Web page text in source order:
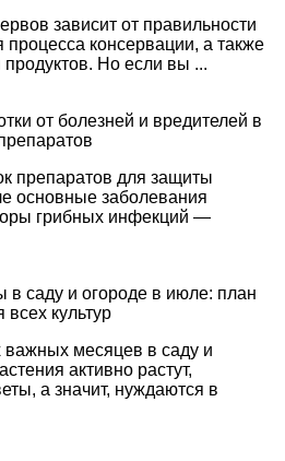
зависит от правильности
процесса консервации, а также
продуктов. Но если вы ...
от болезней и вредителей в
препаратов для защиты
основные заболевания
грибных инфекций —
в саду и огороде в июле: план
всех культур
месяцев в саду и
активно растут,
а значит, нуждаются в